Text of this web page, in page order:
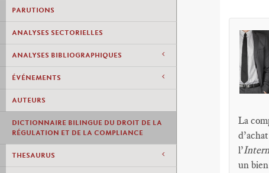
PARUTIONS
ANALYSES SECTORIELLES
ANALYSES BIBLIOGRAPHIQUES
ÉVÉNEMENTS
AUTEURS
DICTIONNAIRE BILINGUE DU DROIT DE LA
RÉGULATION ET DE LA COMPLIANCE
THESAURUS
La
l’
un